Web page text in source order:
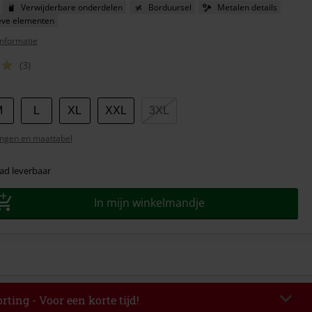
Verwijderbare onderdelen Borduursel
Metalen details
elementen
(3)
XL XXL 3XL
en maattabel
leverbaar
In mijn winkelmandje
- Voor een korte tijd!